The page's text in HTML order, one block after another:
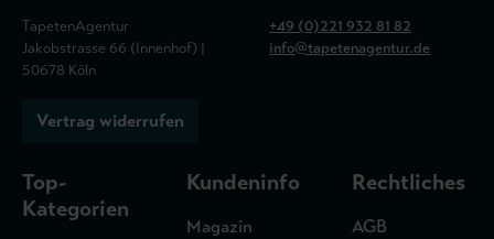
TapetenAgentur
Jakobstrasse 66 (Innenhof) |
50678 Köln
+49 (0)221 932 81 82
info@tapetenagentur.de
Vertrag widerrufen
Top-
Kategorien
Kundeninfo
Magazin
Rechtliches
AGB